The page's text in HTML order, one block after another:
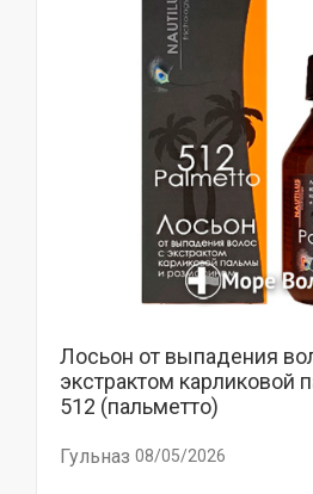
Лосьон от выпадения
экстрактом карликовой
512 (пальметто)
Гульназ 08/05/2026